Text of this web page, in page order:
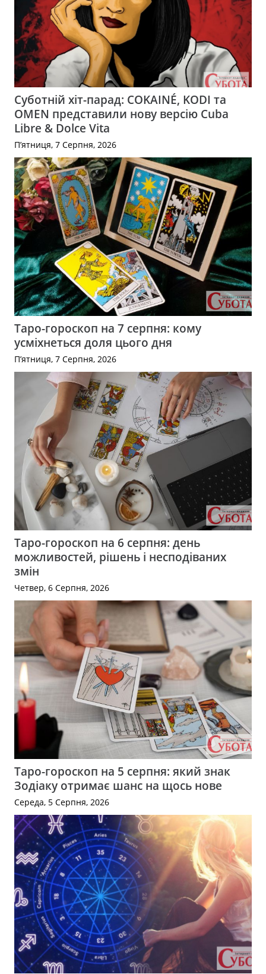
Суботній хіт-парад: COKAINÉ, KODI та
OMEN представили нову версію Cuba
Libre & Dolce Vita
П’ятниця, 7 Серпня, 2026
Таро-гороскоп на 7 серпня: кому
усміхнеться доля цього дня
П’ятниця, 7 Серпня, 2026
Таро-гороскоп на 6 серпня: день
можливостей, рішень і несподіваних
змін
Четвер, 6 Серпня, 2026
Таро-гороскоп на 5 серпня: який знак
Зодіаку отримає шанс на щось нове
Середа, 5 Серпня, 2026